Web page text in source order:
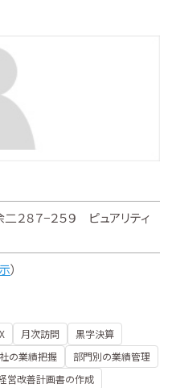
２８７−２５９ ピュアリティ
）
月次訪問
黒字決算
の業績把握
部門別の業績管理
営改善計画書の作成